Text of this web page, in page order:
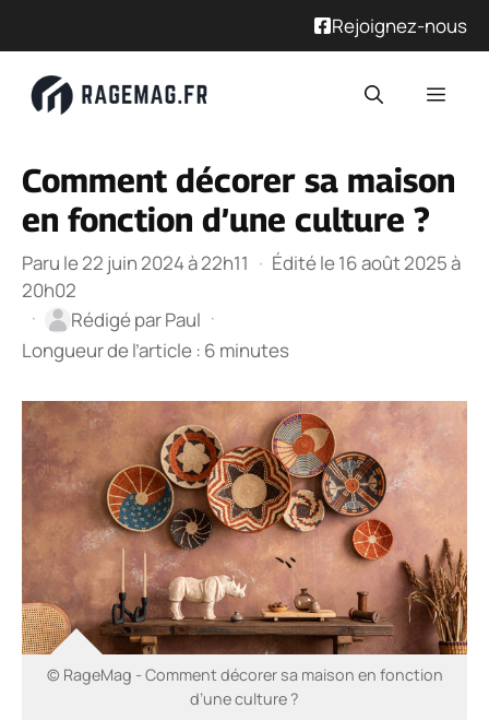
Rejoignez-nous
Comment décorer sa maison
en fonction d’une culture ?
Paru le 22 juin 2024 à 22h11 · Édité le 16 août 2025 à
20h02
·
Rédigé parPaul ·
Longueur de l’article : 6 minutes
© RageMag - Comment décorer sa maison en fonction
d’une culture ?